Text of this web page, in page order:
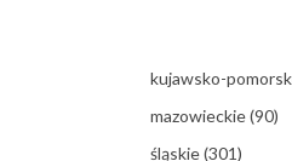
kujawsko-
mazowieckie(90)
śląskie(301)